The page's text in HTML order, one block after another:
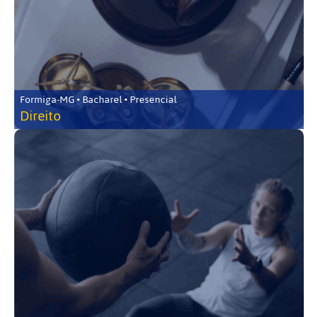
Formiga-MG • Bacharel • Presencial
Direito